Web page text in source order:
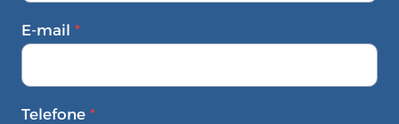
E-mail *
Telefone *